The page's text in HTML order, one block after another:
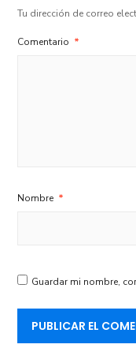
Tu dirección de correo
Comentario *
Nombre *
Guardar mi nombre,